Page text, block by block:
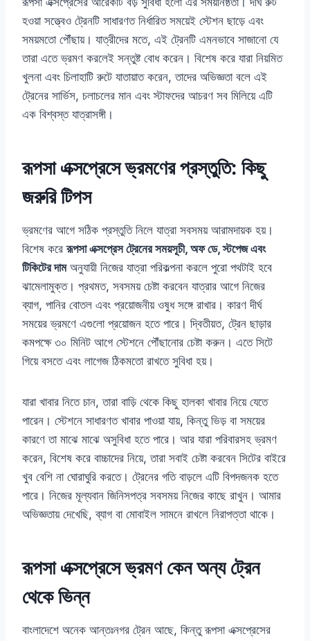
হওয়া সত্ত্বেও ট্রেনটি সাধারণত নির্ধারিত সময়েই স্টেশন ছাড়ে এবং
সময়মতো পৌঁছায়। যাত্রীদের মতে, এই ট্রেনটি এমনভাবে সাজানো যে
তারা এতে ভ্রমণ করলেই সন্তুষ্ট বোধ করেন। বিশেষ করে যারা নিয়মিত
খুলনা এবং চিলাহাটি রুটে যাতায়াত করেন, তাদের অভিজ্ঞতা বলে এই
ট্রেনের সার্ভিস, চলাচলের মান এবং স্টাফদের আচরণ সব মিলিয়ে এটি
এক বিশ্বস্ত যাত্রাসঙ্গী।
রূপসা এক্সপ্রেসে ভ্রমণের প্রস্তুতি: কিছু
জরুরি টিপস
ভ্রমণের আগে সঠিক প্রস্তুতি নিলে যাত্রা সবসময় আরামদায়ক হয়।
বিশেষ করেরূপসা এক্সপ্রেস ট্রেনের সময়সূচী, অফ ডে, স্টপেজ এবং
টিকিটের দামঅনুযায়ী নিজের যাত্রা পরিকল্পনা করলে পুরো পথটাই হবে
ঝামেলামুক্ত। প্রথমত, সবসময় চেষ্টা করবেন যাত্রার আগে নিজের
ব্যাগ, পানির বোতল এবং প্রয়োজনীয় ওষুধ সঙ্গে রাখার। কারণ দীর্ঘ
সময়ের ভ্রমণে এগুলো প্রয়োজন হতে পারে। দ্বিতীয়ত, ট্রেন ছাড়ার
কমপক্ষে ৩০ মিনিট আগে স্টেশনে পৌঁছানোর চেষ্টা করুন। এতে সিটে
গিয়ে বসতে এবং লাগেজ ঠিকমতো রাখতে সুবিধা হয়।
যারা খাবার নিতে চান, তারা বাড়ি থেকে কিছু হালকা খাবার নিয়ে যেতে
পারেন। স্টেশনে সাধারণত খাবার পাওয়া যায়, কিন্তু ভিড় বা সময়ের
কারণে তা মাঝে মাঝে অসুবিধা হতে পারে। আর যারা পরিবারসহ ভ্রমণ
করেন, বিশেষ করে বাচ্চাদের নিয়ে, তারা সবাই চেষ্টা করবেন সিটের বাইরে
খুব বেশি না ঘোরাঘুরি করতে। ট্রেনের গতি বাড়লে এটি বিপদজনক হতে
পারে। নিজের মূল্যবান জিনিসপত্র সবসময় নিজের কাছে রাখুন। আমার
অভিজ্ঞতায় দেখেছি, ব্যাগ বা মোবাইল সামনে রাখলে নিরাপত্তা থাকে।
রূপসা এক্সপ্রেসে ভ্রমণ কেন অন্য ট্রেন
থেকে ভিন্ন
বাংলাদেশে অনেক আন্তঃনগর ট্রেন আছে, কিন্তু রূপসা এক্সপ্রেসের